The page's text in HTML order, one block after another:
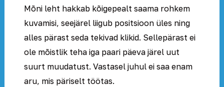
Mõni leht hakkab kõigepealt saama rohkem
kuvamisi, seejärel liigub positsioon üles ning
alles pärast seda tekivad klikid. Sellepärast ei
ole mõistlik teha iga paari päeva järel uut
suurt muudatust. Vastasel juhul ei saa enam
aru, mis päriselt töötas.